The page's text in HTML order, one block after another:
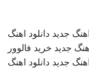
جدید دانلود اهنگ
جدید خرید فالوور
جدید دانلود اهنگ